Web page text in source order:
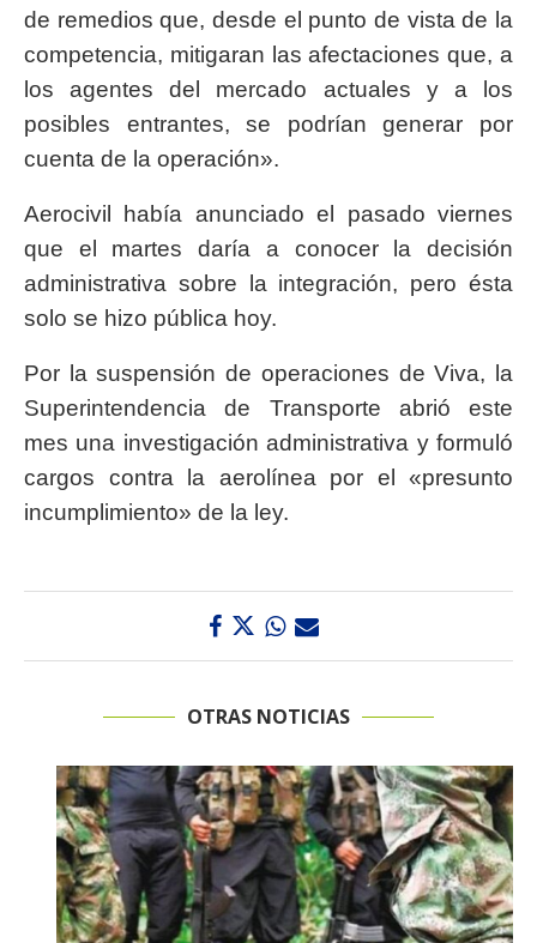
de remedios que, desde el punto de vista de la
competencia, mitigaran las afectaciones que, a
los agentes del mercado actuales y a los
posibles entrantes, se podrían generar por
cuenta de la operación».
Aerocivil había anunciado el pasado viernes
que el martes daría a conocer la decisión
administrativa sobre la integración, pero ésta
solo se hizo pública hoy.
Por la suspensión de operaciones de Viva, la
Superintendencia de Transporte abrió este
mes una investigación administrativa y formuló
cargos contra la aerolínea por el «presunto
incumplimiento» de la ley.
OTRAS NOTICIAS